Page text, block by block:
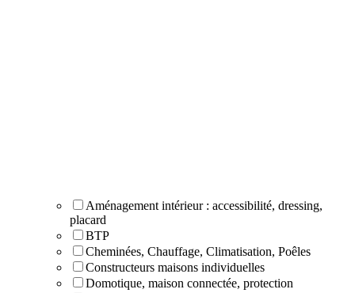
Aménagement intérieur : accessibilité, dressing,
placard
BTP
Cheminées, Chauffage, Climatisation, Poêles
Constructeurs maisons individuelles
Domotique, maison connectée, protection